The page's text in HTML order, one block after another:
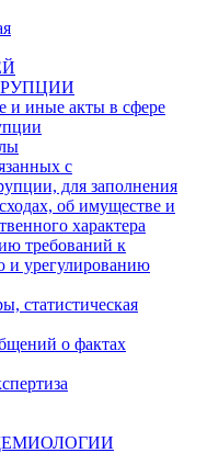
и иные акты в сфере
с
для заполнения
об имуществе и
характера
требований к
и урегулированию
статистическая
о фактах